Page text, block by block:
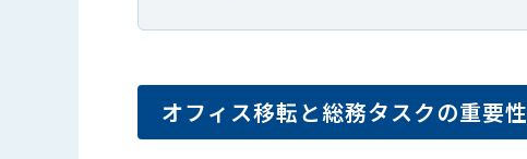
オフィス移転と総務タスクの重要性